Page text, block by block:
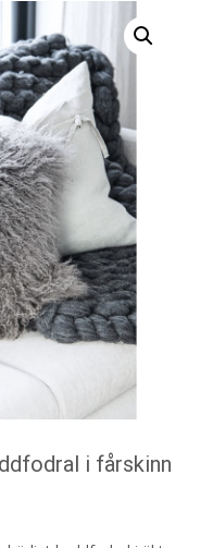
i fårskinn